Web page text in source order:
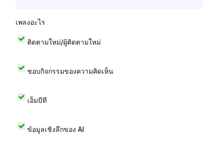
เพลงอะไร
ติดตามใหม่/ผู้ติดตามใหม่
ชอบกิจกรรมของความคิดเห็น
เอ็มบีที
ข้อมูลเชิงลึกของ AI